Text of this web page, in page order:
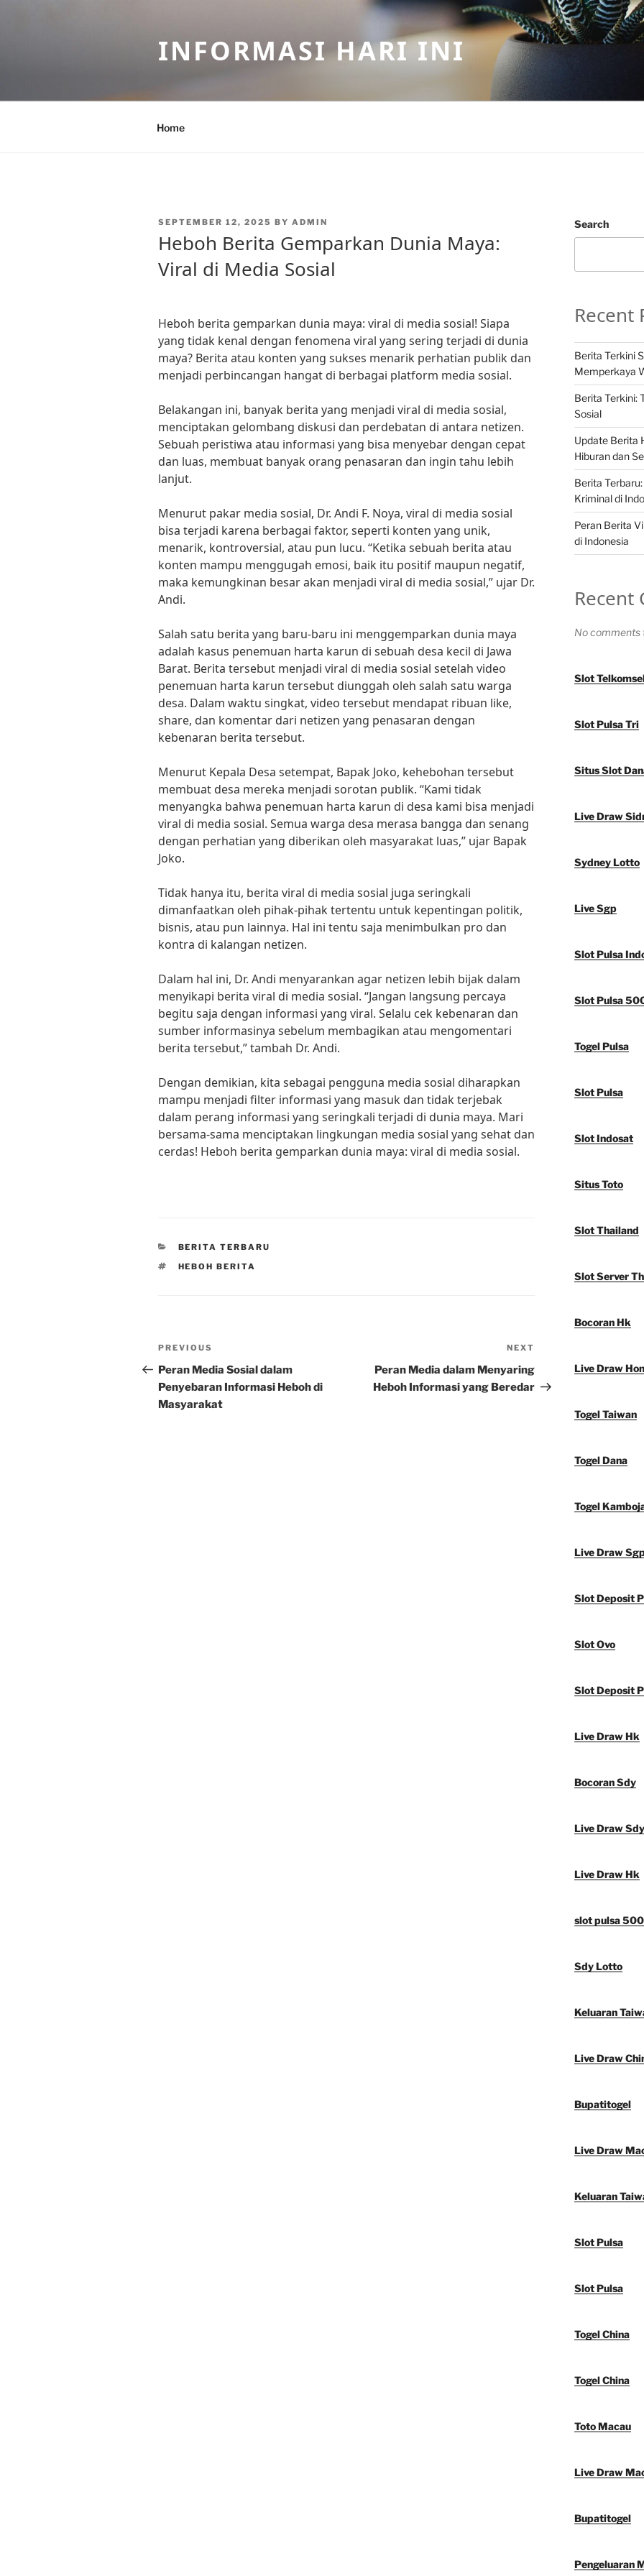
INFORMASI HARI INI
Home
POSTED
SEPTEMBER 12, 2025 BY ADMIN
Heboh Berita Gemparkan Dunia Maya:
Viral di Media Sosial
Heboh berita gemparkan dunia maya: viral di media sosial! Siapa
yang tidak kenal dengan fenomena viral yang sering terjadi di dunia
maya? Berita atau konten yang sukses menarik perhatian publik dan
menjadi perbincangan hangat di berbagai platform media sosial.
Belakangan ini, banyak berita yang menjadi viral di media sosial,
menciptakan gelombang diskusi dan perdebatan di antara netizen.
Sebuah peristiwa atau informasi yang bisa menyebar dengan cepat
dan luas, membuat banyak orang penasaran dan ingin tahu lebih
lanjut.
Menurut pakar media sosial, Dr. Andi F. Noya, viral di media sosial
bisa terjadi karena berbagai faktor, seperti konten yang unik,
menarik, kontroversial, atau pun lucu. “Ketika sebuah berita atau
konten mampu menggugah emosi, baik itu positif maupun negatif,
maka kemungkinan besar akan menjadi viral di media sosial,” ujar Dr.
Andi.
Salah satu berita yang baru-baru ini menggemparkan dunia maya
adalah kasus penemuan harta karun di sebuah desa kecil di Jawa
Barat. Berita tersebut menjadi viral di media sosial setelah video
penemuan harta karun tersebut diunggah oleh salah satu warga
desa. Dalam waktu singkat, video tersebut mendapat ribuan like,
share, dan komentar dari netizen yang penasaran dengan
kebenaran berita tersebut.
Menurut Kepala Desa setempat, Bapak Joko, kehebohan tersebut
membuat desa mereka menjadi sorotan publik. “Kami tidak
menyangka bahwa penemuan harta karun di desa kami bisa menjadi
viral di media sosial. Semua warga desa merasa bangga dan senang
dengan perhatian yang diberikan oleh masyarakat luas,” ujar Bapak
Joko.
Tidak hanya itu, berita viral di media sosial juga seringkali
dimanfaatkan oleh pihak-pihak tertentu untuk kepentingan politik,
bisnis, atau pun lainnya. Hal ini tentu saja menimbulkan pro dan
kontra di kalangan netizen.
Dalam hal ini, Dr. Andi menyarankan agar netizen lebih bijak dalam
menyikapi berita viral di media sosial. “Jangan langsung percaya
begitu saja dengan informasi yang viral. Selalu cek kebenaran dan
sumber informasinya sebelum membagikan atau mengomentari
berita tersebut,” tambah Dr. Andi.
Dengan demikian, kita sebagai pengguna media sosial diharapkan
mampu menjadi filter informasi yang masuk dan tidak terjebak
dalam perang informasi yang seringkali terjadi di dunia maya. Mari
bersama-sama menciptakan lingkungan media sosial yang sehat dan
cerdas! Heboh berita gemparkan dunia maya: viral di media sosial.
CATEGORIES
BERITA TERBARU
TAGS
HEBOH BERITA
Post
navigation
Previous
Post
PREVIOUS
Peran Media Sosial dalam
Penyebaran Informasi Heboh di
Masyarakat
Post
NEXT
Peran Media dalam Menyaring
Heboh Informasi yang Beredar
Search
Recent
Berita Terkini
Memperkaya
Berita Terkini:
Sosial
Update Berita
Hiburan dan
Berita
Kriminal di
Peran Berita
di Indonesia
Recent
No comments
Slot
Slot Pulsa Tri
Situs Slot
Live Draw
Sydney Lotto
Live Sgp
Slot Pulsa
Slot Pulsa
Togel Pulsa
Slot Pulsa
Slot Indosat
Situs Toto
Slot Thailand
Slot Server
Bocoran Hk
Live Draw
Togel Taiwan
Togel Dana
Togel
Live Draw
Slot Deposit
Slot Ovo
Slot Deposit
Live Draw Hk
Bocoran Sdy
Live Draw Sdy
Live Draw Hk
slot pulsa
Sdy Lotto
Keluaran
Live Draw
Bupatitogel
Live Draw
Keluaran
Slot Pulsa
Slot Pulsa
Togel China
Togel China
Toto Macau
Live Draw
Bupatitogel
Pengeluaran